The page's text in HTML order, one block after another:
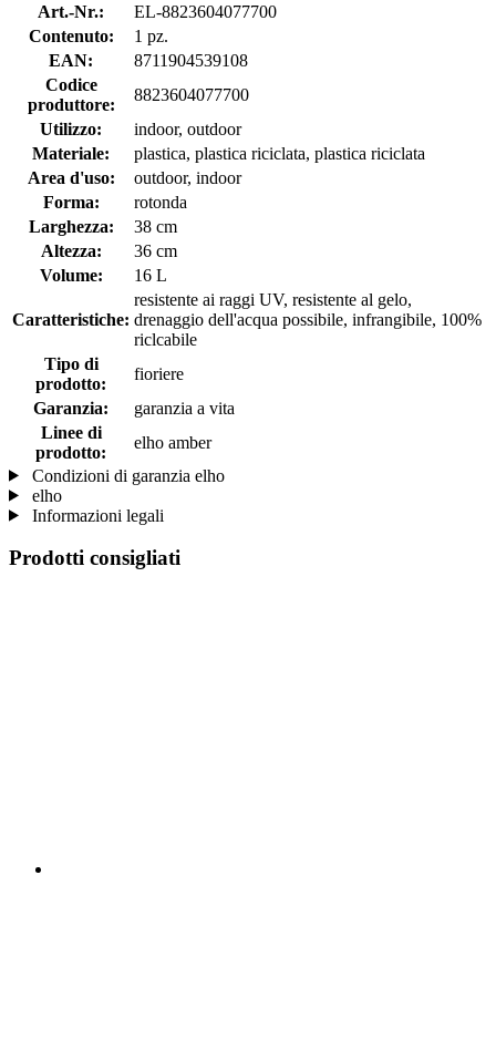
Art.-Nr.:
EL-8823604077700
Contenuto:
1 pz.
EAN:
8711904539108
Codice
produttore:
8823604077700
Utilizzo:
indoor, outdoor
Materiale:
plastica, plastica riciclata, plastica riciclata
Area d'uso:
outdoor, indoor
Forma:
rotonda
Larghezza:
38 cm
Altezza:
36 cm
Volume:
16 L
Caratteristiche:
resistente ai raggi UV, resistente al gelo,
drenaggio dell'acqua possibile, infrangibile, 100%
riclcabile
Tipo di
prodotto:
fioriere
Garanzia:
garanzia a vita
Linee di
prodotto:
elho amber
Condizioni di garanzia elho
elho
Informazioni legali
Prodotti consigliati